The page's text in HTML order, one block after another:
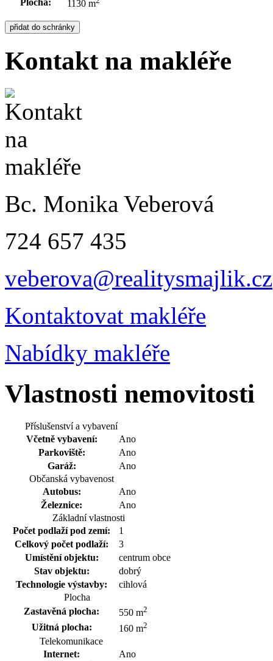
Plocha: 1130 m
Kontakt na makléře
Bc. Monika Veberová
724 657 435
veberova@realitysmajlik.cz
Kontaktovat makléře
Nabídky makléře
Vlastnosti nemovitosti
Příslušenství a vybavení
Včetně vybavení:
Ano
Parkoviště:
Ano
Garáž:
Ano
Občanská vybavenost
Autobus:
Ano
Železnice:
Ano
Základní vlastnosti
Počet podlaží pod zemí:
1
Celkový počet podlaží:
3
Umístění objektu:
centrum obce
Stav objektu:
dobrý
Technologie výstavby:
cihlová
Plocha
Zastavěná plocha:
550 m2
Užitná plocha: 160 m2
Telekomunikace
Internet:
Ano